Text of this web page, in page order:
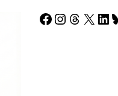
Facebook
Instagram
Threads
X